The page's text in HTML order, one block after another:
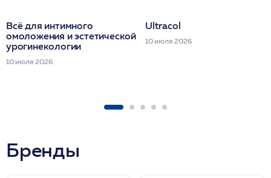
Всё для интимного
омоложения и эстетической
урогинекологии
10 июля 2026
Ultracol
10 июля 2026
Бренды